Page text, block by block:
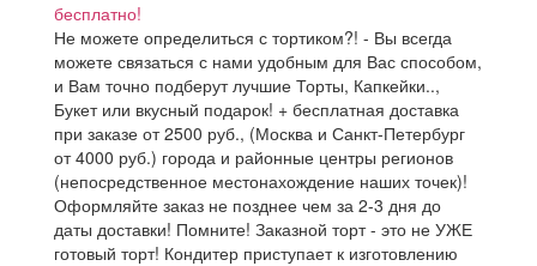
бесплатно!
Не можете определиться с тортиком?! - Вы всегда
можете связаться с нами удобным для Вас способом,
и Вам точно подберут лучшие Торты, Капкейки..,
Букет или вкусный подарок! + бесплатная доставка
при заказе от 2500 руб., (Москва и Санкт-Петербург
от 4000 руб.) города и районные центры регионов
(непосредственное местонахождение наших точек)!
Оформляйте заказ не позднее чем за 2-3 дня до
даты доставки! Помните! Заказной торт - это не УЖЕ
готовый торт! Кондитер приступает к изготовлению